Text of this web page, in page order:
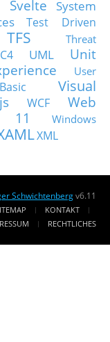
Svelte
System
Test Driven
TFS
Threat
UML
Unit
User
Visual
WCF
Web
11
Windows
XML
Schwichtenbergv6.11
KONTAKT
RECHTLICHES